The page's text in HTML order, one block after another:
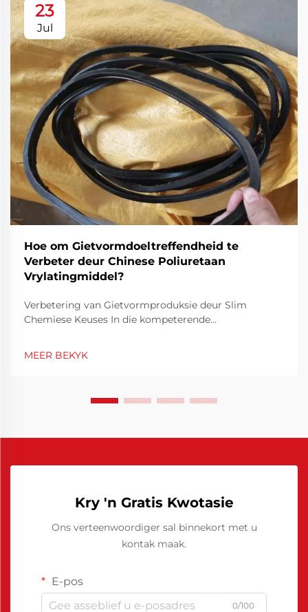
23
Jul
Hoe om Gietvormdoeltreffendheid te
Verbeter deur Chinese Poliuretaan
Vrylatingmiddel?
Verbetering van Gietvormproduksie deur Slim
Chemiese Keuses In die kompeterende
prioriteit nie, maar ook 'n finansiële noodsaaklikheid.
MEER BEKYK
Kry 'n Gratis Kwotasie
Ons verteenwoordiger sal binnekort met u
kontak maak.
E-pos
0/100